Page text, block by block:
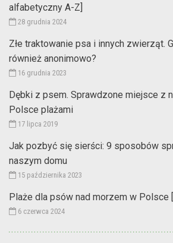
alfabetyczny A-Z]
28 grudnia 2024
Złe traktowanie psa i innych zwierząt.
również anonimowo?
16 grudnia 2023
Dębki z psem. Sprawdzone miejsce z
Polsce plażami
17 lipca 2019
Jak pozbyć się sierści: 9 sposobów
naszym domu
15 października 2023
Plaże dla psów nad morzem w Polsce
6 czerwca 2024